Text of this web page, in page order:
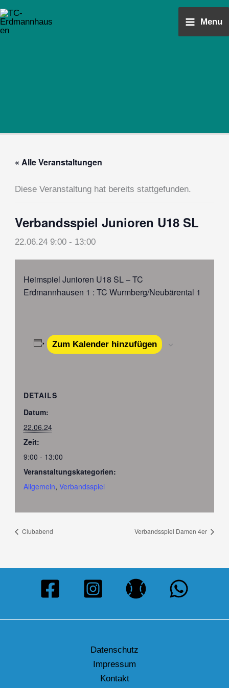
Zum
Inhalt
springen
Main
Menu
Menu
« Alle Veranstaltungen
Diese Veranstaltung hat bereits stattgefunden.
Verbandsspiel Junioren U18 SL
22.06.24 9:00 - 13:00
Heimspiel Junioren U18 SL – TC
Erdmannhausen 1 : TC Wurmberg/Neubärental 1
Zum Kalender hinzufügen
DETAILS
Datum:
22.06.24
Zeit:
9:00 - 13:00
Veranstaltungskategorien:
Allgemein,Verbandsspiel
Clubabend Verbandsspiel Damen 4er
Datenschutz
Impressum
Kontakt